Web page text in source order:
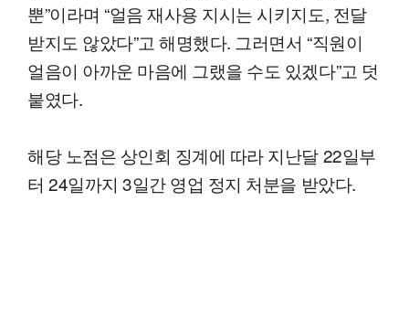
뿐”이라며 “얼음 재사용 지시는 시키지도, 전달
받지도 않았다”고 해명했다. 그러면서 “직원이
얼음이 아까운 마음에 그랬을 수도 있겠다”고 덧
붙였다.
해당 노점은 상인회 징계에 따라 지난달 22일부
터 24일까지 3일간 영업 정지 처분을 받았다.